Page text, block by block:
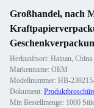
Großhandel, nach
Herkunftsort: Hainan, China
Markenname: OEM
Modellnummer: HB-
Dokument:
Min Bestellmenge: 1000